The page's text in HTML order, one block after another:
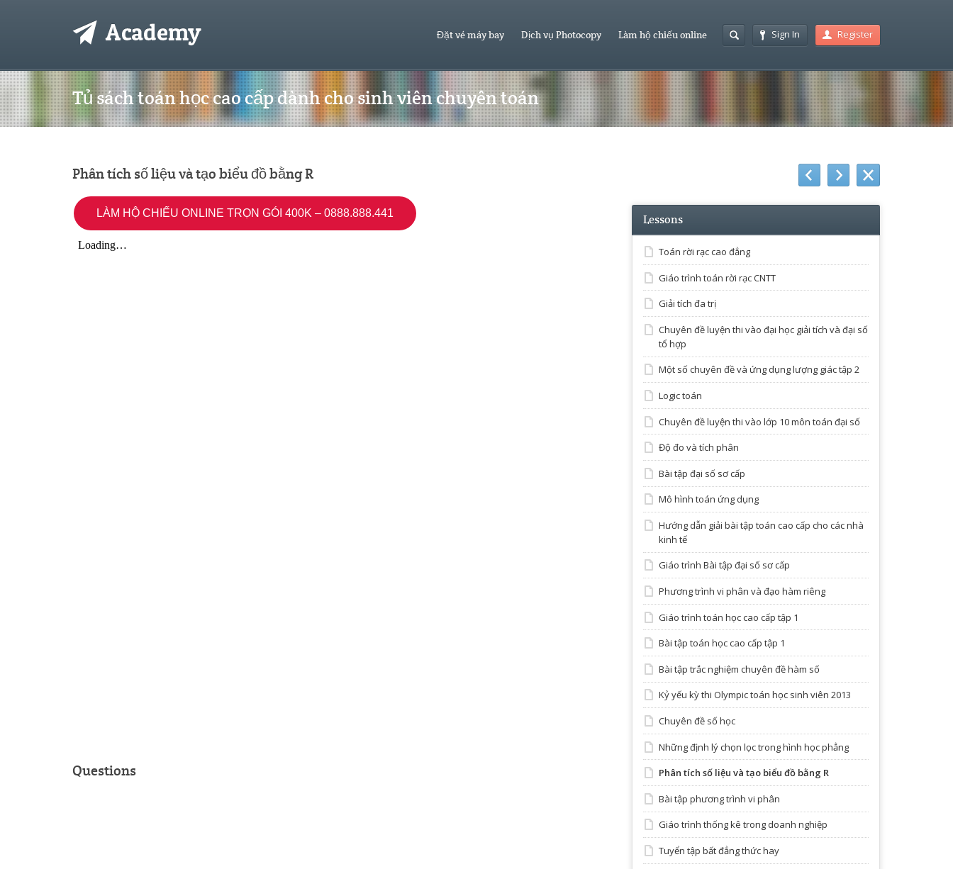
Sign In Register
Đặt vé máy bay Dịch vụ Photocopy Làm hộ chiếu online
Tủ sách toán học cao cấp dành cho sinh viên chuyên toán
Phân tích số liệu và tạo biểu đồ bằng R
LÀM HỘ CHIẾU ONLINE TRỌN GÓI 400K – 0888.888.441
Questions
Lessons
Toán rời rạc cao đẳng
Giáo trình toán rời rạc CNTT
Giải tích đa trị
Chuyên đề luyện thi vào đại học giải tích và đại số
tổ hợp
Một số chuyên đề và ứng dụng lượng giác tập 2
Logic toán
Chuyên đề luyện thi vào lớp 10 môn toán đại số
Độ đo và tích phân
Bài tập đại số sơ cấp
Mô hình toán ứng dụng
Hướng dẫn giải bài tập toán cao cấp cho các nhà
kinh tế
Giáo trình Bài tập đại số sơ cấp
Phương trình vi phân và đạo hàm riêng
Giáo trình toán học cao cấp tập 1
Bài tập toán học cao cấp tập 1
Bài tập trắc nghiệm chuyên đề hàm số
Kỷ yếu kỳ thi Olympic toán học sinh viên 2013
Chuyên đề số học
Những định lý chọn lọc trong hình học phẳng
Phân tích số liệu và tạo biểu đồ bằng R
Bài tập phương trình vi phân
Giáo trình thống kê trong doanh nghiệp
Tuyển tập bất đẳng thức hay